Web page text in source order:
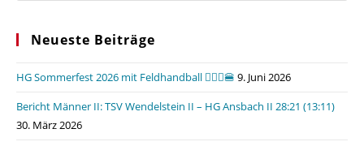
Neueste Beiträge
HG Sommerfest 2026 mit Feldhandball 🤾🏼‍♂️🍔 9. Juni 2026
Bericht Männer II: TSV Wendelstein II – HG Ansbach II 28:21 (13:11)
30. März 2026